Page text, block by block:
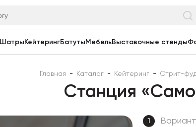
Шатры КейтерингБатуты МебельВыставочные стенды
Главная - Каталог - Кейтеринг - Стрит-
Станция
1